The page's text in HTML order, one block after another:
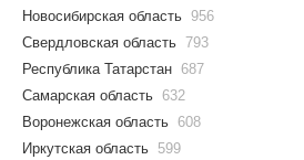
Новосибирская область 956
Свердловская область 793
Республика Татарстан 687
Самарская область 632
Воронежская область 608
Иркутская область 599